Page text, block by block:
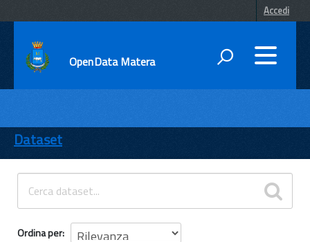
Accedi
OpenData Matera
ENTI
TEMI
INFORMAZIONI
Dataset
Ordina per